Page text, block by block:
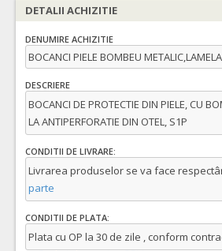
DETALII ACHIZITIE
DENUMIRE ACHIZITIE
BOCANCI PIELE BOMBEU
DESCRIERE
BOCANCI DE PROTECTIE DIN PIELE, CU
LA ANTIPERFORATIE DIN OTEL, S1P
CONDITII DE LIVRARE:
Livrarea produselor se va face
parte
CONDITII DE PLATA:
Plata cu OP la 30 de zile , conform